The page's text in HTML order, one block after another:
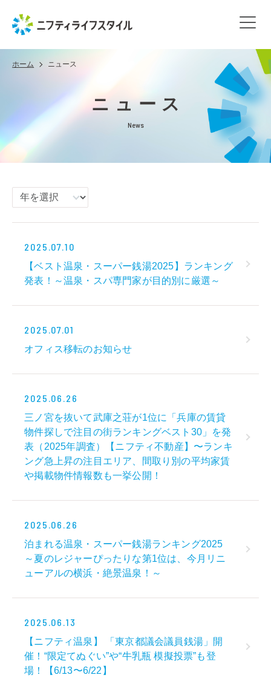
ホーム ニュース
ニュース
News
2025.07.10
【ベスト温泉・スーパー銭湯2025】ランキング
発表！～温泉・スパ専門家が目的別に厳選～
2025.07.01
オフィス移転のお知らせ
2025.06.26
三ノ宮を抜いて武庫之荘が1位に「兵庫の賃貸
物件探しで注目の街ランキングベスト30」を発
表（2025年調査）【ニフティ不動産】〜ランキ
ング急上昇の注目エリア、間取り別の平均家賃
や掲載物件情報数も⼀挙公開！
2025.06.26
泊まれる温泉・スーパー銭湯ランキング2025
～夏のレジャーぴったりな第1位は、今月リニ
ューアルの横浜・絶景温泉！～
2025.06.13
【ニフティ温泉】 「東京都議会議員銭湯」開
催！“限定てぬぐい”や“牛乳瓶 模擬投票”も登
場！【6/13〜6/22】